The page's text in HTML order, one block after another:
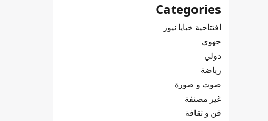
Categories
افتتاحية خبايا نيوز
جهوي
دولي
رياضة
صوت و صورة
غير مصنفة
فن و ثقافة